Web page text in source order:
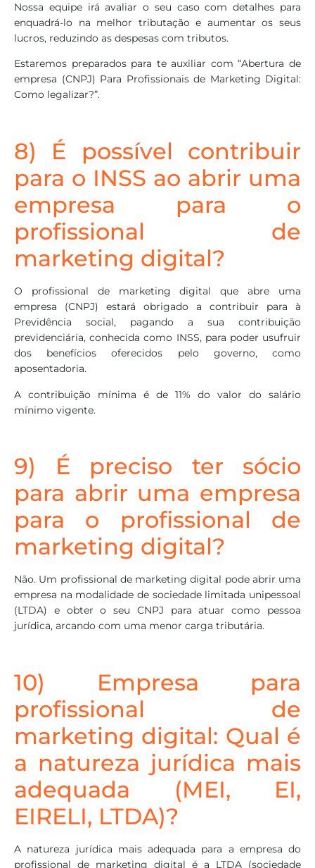
Nossa equipe irá avaliar o seu caso com detalhes para
enquadrá-lo na melhor tributação e aumentar os seus
lucros, reduzindo as despesas com tributos.
Estaremos preparados para te auxiliar com “Abertura de
empresa (CNPJ) Para Profissionais de Marketing Digital:
Como legalizar?”.
8) É possível contribuir
para o INSS ao abrir uma
empresa para o
profissional de
marketing digital?
O profissional de marketing digital que abre uma
empresa (CNPJ) estará obrigado a contribuir para à
Previdência social, pagando a sua contribuição
previdenciária, conhecida como INSS, para poder usufruir
dos benefícios oferecidos pelo governo, como
aposentadoria.
A contribuição mínima é de 11% do valor do salário
mínimo vigente.
9) É preciso ter sócio
para abrir uma empresa
para o profissional de
marketing digital?
Não. Um profissional de marketing digital pode abrir uma
empresa na modalidade de sociedade limitada unipessoal
(LTDA) e obter o seu CNPJ para atuar como pessoa
jurídica, arcando com uma menor carga tributária.
10) Empresa para
profissional de
marketing digital: Qual é
a natureza jurídica mais
adequada (MEI, EI,
EIRELI, LTDA)?
A natureza jurídica mais adequada para a empresa do
profissional de marketing digital é a LTDA (sociedade